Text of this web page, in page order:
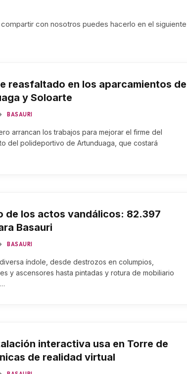
con nosotros puedes hacerlo en el siguiente
reasfaltado en los aparcamientos de
y Soloarte
BASAURI
arrancan los trabajos para mejorar el firme del
del polideportivo de Artunduaga, que costará
de los actos vandálicos: 82.397
Basauri
BASAURI
índole, desde destrozos en columpios,
y ascensores hasta pintadas y rotura de mobiliario
interactiva usa en Torre de
de realidad virtual